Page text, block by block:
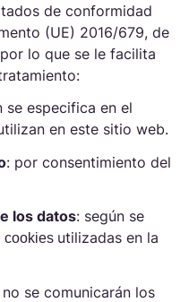
de conformidad
(UE) 2016/679, de
lo que se le facilita
se especifica en el
en este sitio web.
: por consentimiento del
los datos: según se
cookies utilizadas en la
no se comunicarán los